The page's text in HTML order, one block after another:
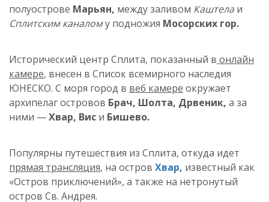
полуострове Марьян, между заливом Каштела и
Сплитским каналому подножия Мосорских гор.
Исторический центр Сплита, показанный в онлайн
камере, внесен в Список всемирного наследия
ЮНЕСКО. С моря город в веб камере окружает
архипелаг островов Брач, Шолта, Дрвеник, а за
ними —Хвар, Вис и Бишево.
Популярны путешествия из Сплита, откуда идет
прямая трансляция, на остров Хвар, известный как
«Остров приключений», а также на нетронутый
остров Св. Андрея.